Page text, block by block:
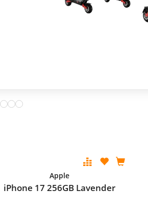
Apple
iPhone 17 256GB Lavender